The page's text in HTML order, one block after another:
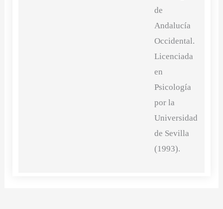
de
Andalucía
Occidental.
Licenciada
en
Psicología
por la
Universidad
de Sevilla
(1993).